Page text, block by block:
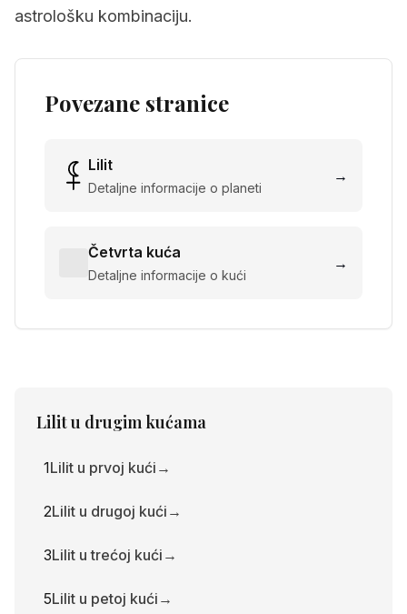
astrološku kombinaciju.
Povezane stranice
Lilit
Detaljne informacije o planeti
→
Četvrta kuća
Detaljne informacije o kući
→
Lilitu drugim kućama
1Lilit u prvoj kući →
2Lilit u drugoj kući →
3Lilit u trećoj kući →
5Lilit u petoj kući →